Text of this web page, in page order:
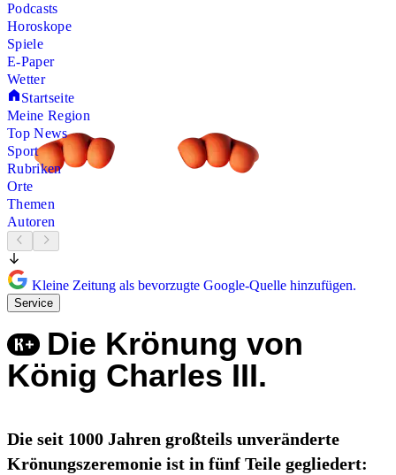
Podcasts
Horoskope
Spiele
E-Paper
Wetter
Startseite
Meine Region
Top News
Sport
Rubriken
Orte
Themen
Autoren
Kleine Zeitung als bevorzugte Google-Quelle hinzufügen.
Service
Die Krönung von
König Charles III.
Die seit 1000 Jahren großteils unveränderte
Krönungszeremonie ist in fünf Teile gegliedert: